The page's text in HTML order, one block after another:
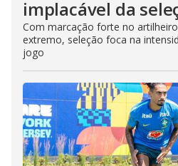
implacável da
Com marcação forte no
extremo, seleção foca na
jogo